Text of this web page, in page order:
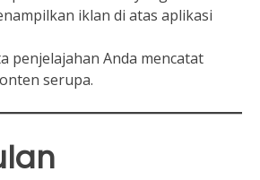
iklan di atas aplikasi
penjelajahan Anda mencatat
serupa.